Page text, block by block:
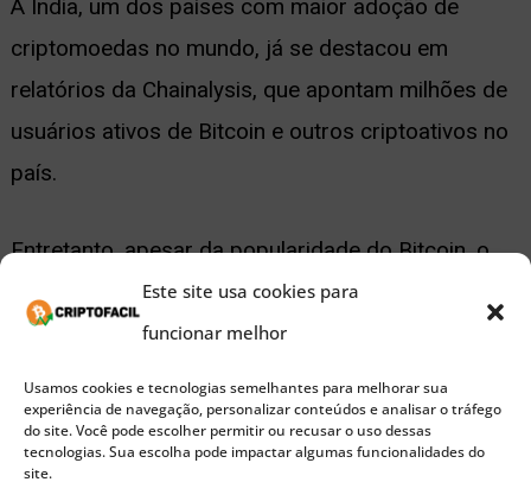
Este site usa cookies para
funcionar melhor
Usamos cookies e tecnologias semelhantes para melhorar sua
experiência de navegação, personalizar conteúdos e analisar o tráfego
do site. Você pode escolher permitir ou recusar o uso dessas
tecnologias. Sua escolha pode impactar algumas funcionalidades do
site.
A Índia, um dos países com maior adoção de
criptomoedas no mundo, já se destacou em
relatórios da Chainalysis, que apontam milhões de
usuários ativos de Bitcoin e outros criptoativos no
país.
Entretanto, apesar da popularidade do Bitcoin, o
governo indiano se mantém firme em seu plano de
expandir o uso da rupia digital, sua própria moeda
(RBI). O lançamento da rupia digital aconteceu em
2022. Desde então, o projeto já conta com mais de